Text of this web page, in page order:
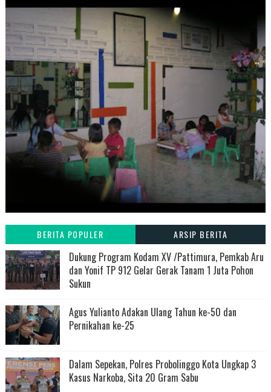
BERITA POPULER ARSIP BERITA
Dukung Program Kodam XV /Pattimura, Pemkab Aru
dan Yonif TP 912 Gelar Gerak Tanam 1 Juta Pohon
Sukun
Agus Yulianto Adakan Ulang Tahun ke-50 dan
Pernikahan ke-25
Dalam Sepekan, Polres Probolinggo Kota Ungkap 3
Kasus Narkoba, Sita 20 Gram Sabu